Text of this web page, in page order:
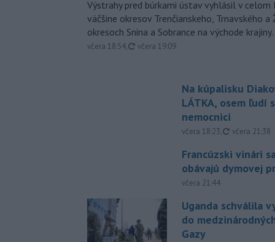
Výstrahy pred búrkami ústav vyhlásil v
väčšine okresov Trenčianskeho, Trnavského a
okresoch Snina a Sobrance na východe krajiny.
včera 18:54, aktualizované
včera 19:09
Na kúpalisku
LÁTKA, osem ľudí
nemocnici
včera 18:23, aktualizované
včera 21:38
Francúzski vinári
obávajú dymovej
včera 21:44
Uganda schválila
do
Gazy